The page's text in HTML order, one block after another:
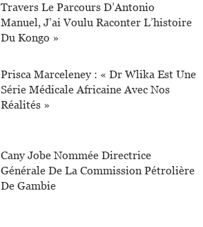
Travers Le Parcours D’Antonio
Manuel, J’ai Voulu Raconter L’histoire
Du Kongo »
Prisca Marceleney : « Dr Wlika Est Une
Série Médicale Africaine Avec Nos
Réalités »
Cany Jobe Nommée Directrice
Générale De La Commission Pétrolière
De Gambie